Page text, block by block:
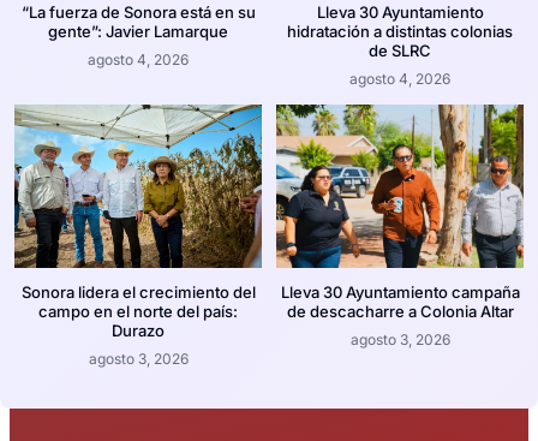
“La fuerza de Sonora está en su
gente”: Javier Lamarque
agosto 4, 2026
Lleva 30 Ayuntamiento
hidratación a distintas colonias
de SLRC
agosto 4, 2026
Sonora lidera el crecimiento del
campo en el norte del país:
Durazo
agosto 3, 2026
Lleva 30 Ayuntamiento campaña
de descacharre a Colonia Altar
agosto 3, 2026